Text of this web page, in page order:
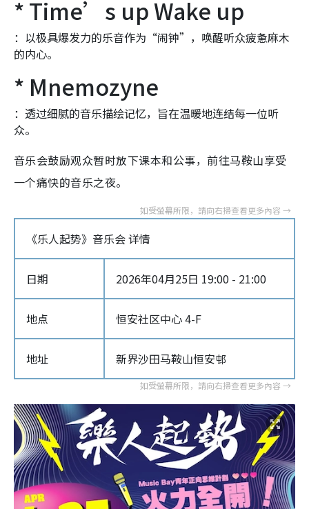
* Time’s up Wake up
：以极具爆发力的乐音作为“闹钟”，唤醒听众疲惫麻木
的内心。
* Mnemozyne
：透过细腻的音乐描绘记忆，旨在温暖地连结每一位听
众。
音乐会鼓励观众暂时放下课本和公事，前往马鞍山享受
一个痛快的音乐之夜。
《乐人起势》音乐会 详情
日期 2026年04月25日 19:00 - 21:00
地点 恒安社区中心 4-F
地址 新界沙田马鞍山恒安邨